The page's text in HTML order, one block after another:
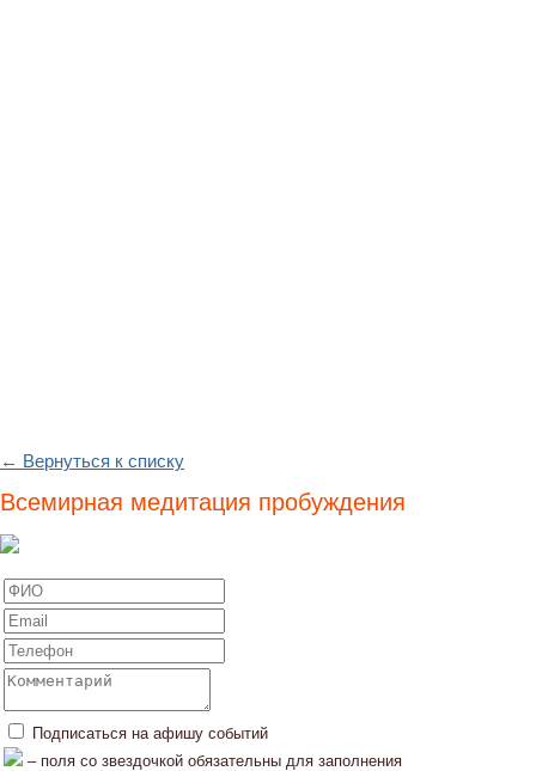
← Вернуться к списку
Всемирная медитация пробуждения
Подписаться на афишу событий
– поля со звездочкой обязательны для заполнения